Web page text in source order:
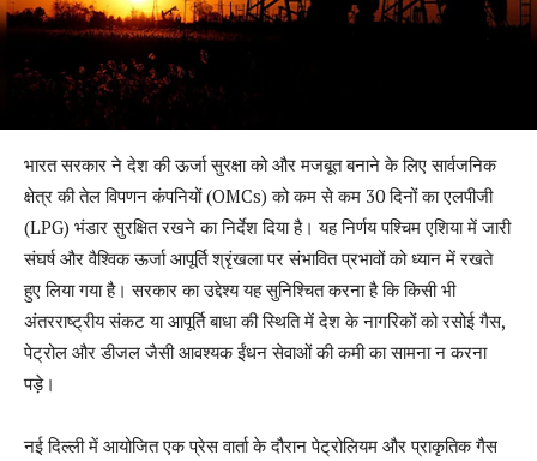
भारत सरकार ने देश की ऊर्जा सुरक्षा को और मजबूत बनाने के लिए सार्वजनिक
क्षेत्र की तेल विपणन कंपनियों (OMCs) को कम से कम 30 दिनों का एलपीजी
(LPG) भंडार सुरक्षित रखने का निर्देश दिया है। यह निर्णय पश्चिम एशिया में जारी
संघर्ष और वैश्विक ऊर्जा आपूर्ति श्रृंखला पर संभावित प्रभावों को ध्यान में रखते
हुए लिया गया है। सरकार का उद्देश्य यह सुनिश्चित करना है कि किसी भी
अंतरराष्ट्रीय संकट या आपूर्ति बाधा की स्थिति में देश के नागरिकों को रसोई गैस,
पेट्रोल और डीजल जैसी आवश्यक ईंधन सेवाओं की कमी का सामना न करना
पड़े।
नई दिल्ली में आयोजित एक प्रेस वार्ता के दौरान पेट्रोलियम और प्राकृतिक गैस